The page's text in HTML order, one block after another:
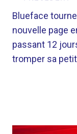
DE
Blueface
nouvelle page
passant 12
tromper sa